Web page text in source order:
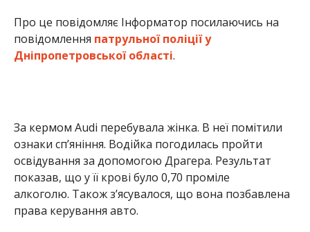
Про це повідомляє Інформатор посилаючись на
повідомлення патрульної поліції у
Дніпропетровської області.
За кермом Audi перебувала жінка. В неї помітили
ознаки сп’яніння. Водійка погодилась пройти
освідування за допомогою Драгера. Результат
показав, що у її крові було 0,70 проміле
алкоголю. Також з’ясувалося, що вона позбавлена
права керування авто.